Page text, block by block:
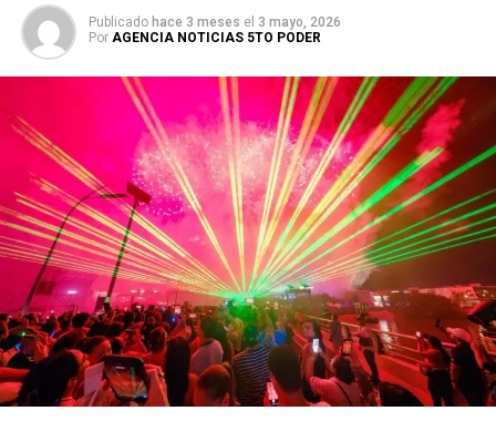
La gira mundial 2026‑2027 contempla más de 70
presentaciones en Asia, América y Europa. Tras su paso
por México, BTS continuará con conciertos programados
Publicado hace 3 meses el 3 mayo, 2026
Por AGENCIA NOTICIAS 5TO PODER